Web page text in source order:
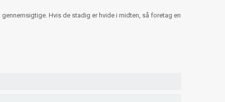
Hvis de stadig er hvide i midten, så foretag en